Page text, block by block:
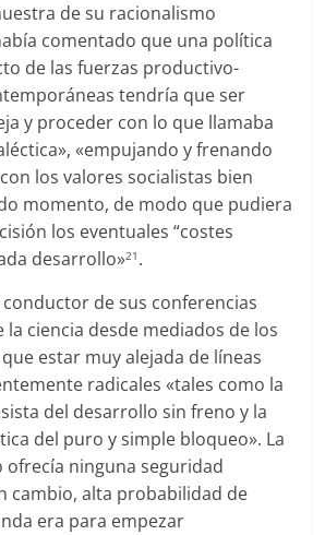
de su racionalismo
comentado que una política
de las fuerzas productivo-
tendría que ser
y proceder con lo que llamaba
«empujando y frenando
los valores socialistas bien
momento, de modo que pudiera
los eventuales “costes
desarrollo»21 .
de sus conferencias
ciencia desde mediados de los
estar muy alejada de líneas
radicales «tales como la
del desarrollo sin freno y la
del puro y simple bloqueo». La
ofrecía ninguna seguridad
cambio, alta probabilidad de
era para empezar